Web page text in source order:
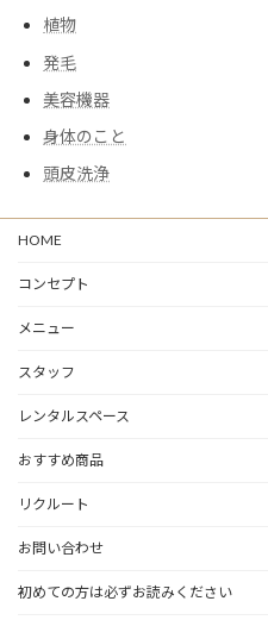
植物
発毛
美容機器
身体のこと
頭皮洗浄
HOME
コンセプト
メニュー
スタッフ
レンタルスペース
おすすめ商品
リクルート
お問い合わせ
初めての方は必ずお読みください